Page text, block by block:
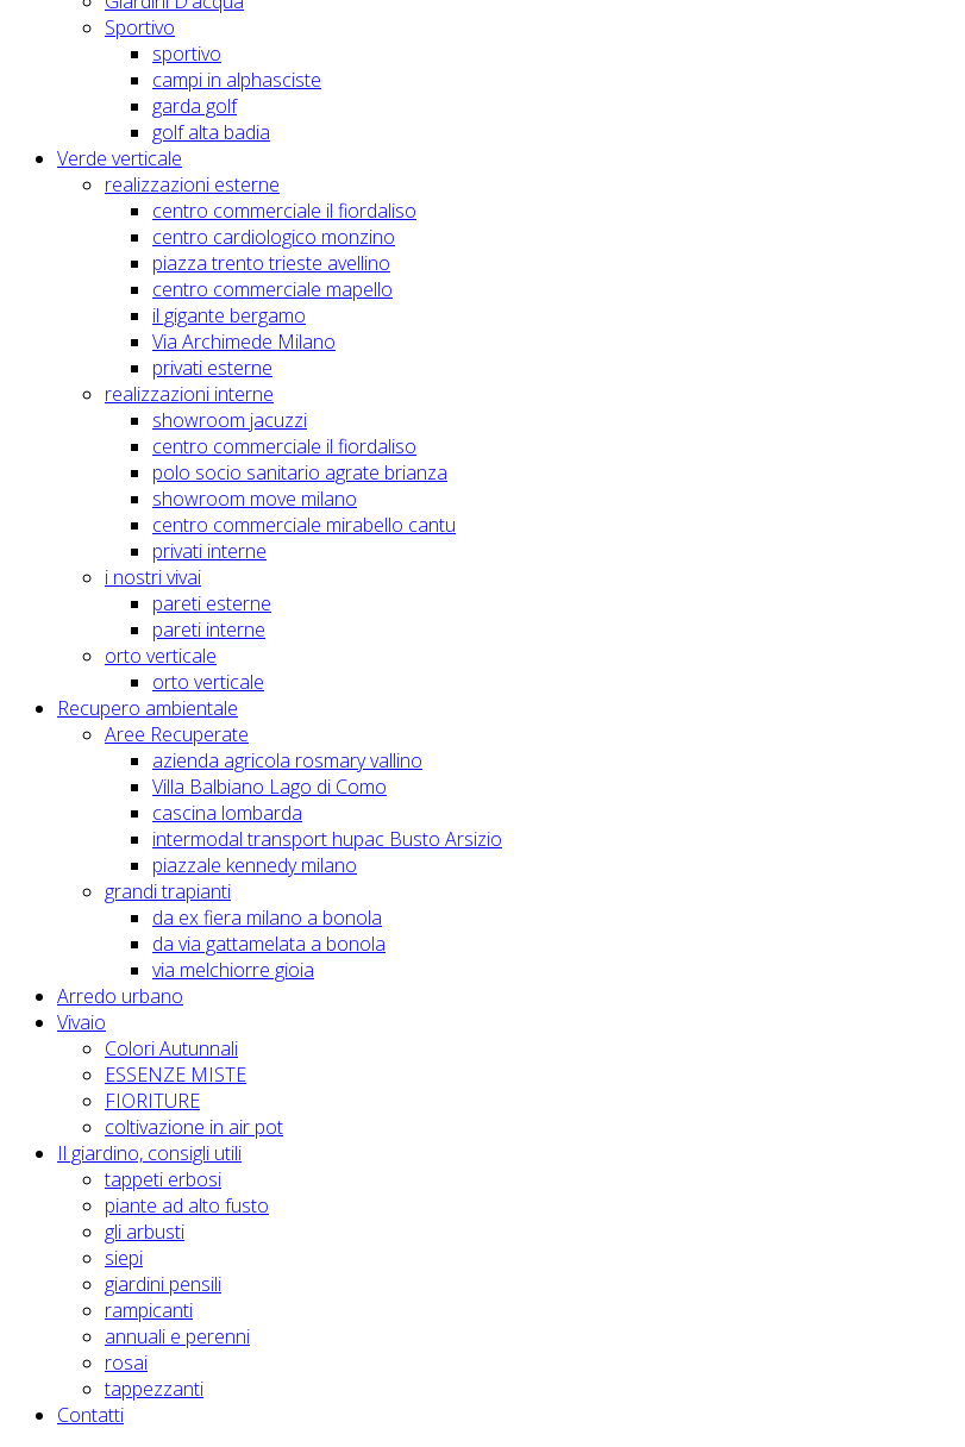
Sportivo
sportivo
campi in alphasciste
garda golf
golf alta badia
Verde verticale
realizzazioni esterne
centro commerciale il fiordaliso
centro cardiologico monzino
piazza trento trieste avellino
centro commerciale mapello
il gigante bergamo
Via Archimede Milano
privati esterne
realizzazioni interne
showroom jacuzzi
centro commerciale il fiordaliso
polo socio sanitario agrate brianza
showroom move milano
centro commerciale mirabello cantu
privati interne
i nostri vivai
pareti esterne
pareti interne
orto verticale
orto verticale
Recupero ambientale
Aree Recuperate
azienda agricola rosmary vallino
Villa Balbiano Lago di Como
cascina lombarda
intermodal transport hupac Busto Arsizio
piazzale kennedy milano
grandi trapianti
da ex fiera milano a bonola
da via gattamelata a bonola
via melchiorre gioia
Arredo urbano
Vivaio
Colori Autunnali
ESSENZE MISTE
FIORITURE
coltivazione in air pot
Il giardino, consigli utili
tappeti erbosi
piante ad alto fusto
gli arbusti
siepi
giardini pensili
rampicanti
annuali e perenni
rosai
tappezzanti
Contatti